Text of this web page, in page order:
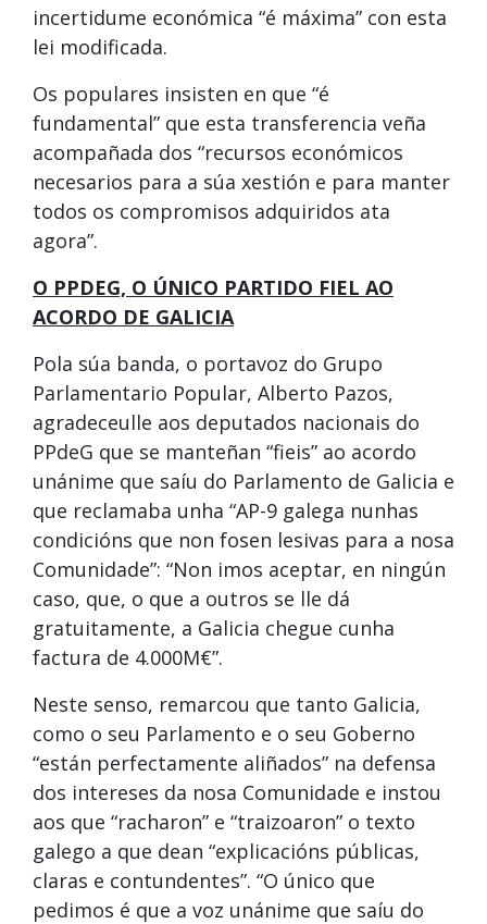
incertidume económica “é máxima” con esta
lei modificada.
Os populares insisten en que “é
fundamental” que esta transferencia veña
acompañada dos “recursos económicos
necesarios para a súa xestión e para manter
todos os compromisos adquiridos ata
agora”.
O PPDEG, O ÚNICO PARTIDO FIEL AO
ACORDO DE GALICIA
Pola súa banda, o portavoz do Grupo
Parlamentario Popular, Alberto Pazos,
agradeceulle aos deputados nacionais do
PPdeG que se manteñan “fieis” ao acordo
unánime que saíu do Parlamento de Galicia e
que reclamaba unha “AP-9 galega nunhas
condicións que non fosen lesivas para a nosa
Comunidade”: “Non imos aceptar, en ningún
caso, que, o que a outros se lle dá
gratuitamente, a Galicia chegue cunha
factura de 4.000M€”.
Neste senso, remarcou que tanto Galicia,
como o seu Parlamento e o seu Goberno
“están perfectamente aliñados” na defensa
dos intereses da nosa Comunidade e instou
aos que “racharon” e “traizoaron” o texto
galego a que dean “explicacións públicas,
claras e contundentes”. “O único que
pedimos é que a voz unánime que saíu do